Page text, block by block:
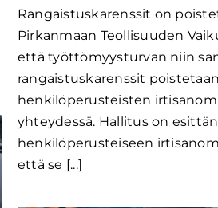
Rangaistuskarenssit on
Pirkanmaan Teollisuuden
että työttömyysturvan niin
rangaistuskarenssit poistetaan
henkilöperusteisten
yhteydessä. Hallitus on
henkilöperusteiseen
että se [...]